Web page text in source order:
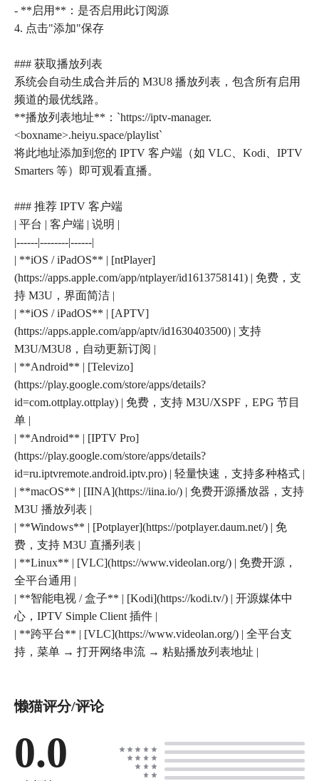
- **启用**：是否启用此订阅源
4. 点击"添加"保存
### 获取播放列表
系统会自动生成合并后的 M3U8 播放列表，包含所有启用
频道的最优线路。
**播放列表地址**：`https://iptv-manager.
<boxname>.heiyu.space/playlist`
将此地址添加到您的 IPTV 客户端（如 VLC、Kodi、IPTV
Smarters 等）即可观看直播。
### 推荐 IPTV 客户端
| 平台 | 客户端 | 说明 |
|------|--------|------|
| **iOS / iPadOS** | [ntPlayer]
(https://apps.apple.com/app/ntplayer/id1613758141) | 免费，支
持 M3U，界面简洁 |
| **iOS / iPadOS** | [APTV]
(https://apps.apple.com/app/aptv/id1630403500) | 支持
M3U/M3U8，自动更新订阅 |
| **Android** | [Televizo]
(https://play.google.com/store/apps/details?
id=com.ottplay.ottplay) | 免费，支持 M3U/XSPF，EPG 节目
单 |
| **Android** | [IPTV Pro]
(https://play.google.com/store/apps/details?
id=ru.iptvremote.android.iptv.pro) | 轻量快速，支持多种格式 |
| **macOS** | [IINA](https://iina.io/) | 免费开源播放器，支持
M3U 播放列表 |
| **Windows** | [Potplayer](https://potplayer.daum.net/) | 免
费，支持 M3U 直播列表 |
| **Linux** | [VLC](https://www.videolan.org/) | 免费开源，
全平台通用 |
| **智能电视 / 盒子** | [Kodi](https://kodi.tv/) | 开源媒体中
心，IPTV Simple Client 插件 |
| **跨平台** | [VLC](https://www.videolan.org/) | 全平台支
持，菜单 → 打开网络串流 → 粘贴播放列表地址 |
懒猫评分/评论
0.0